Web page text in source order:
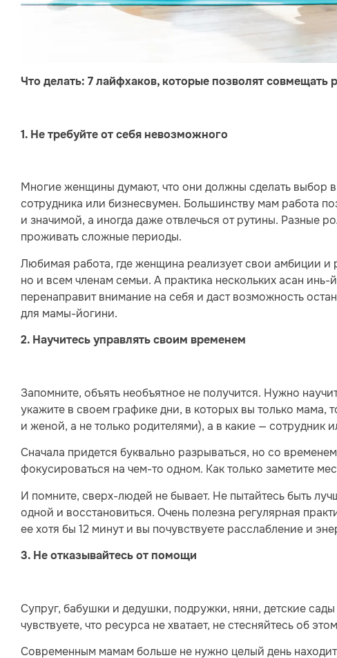
Что делать: 7 лайфхаков, которые позволят
1. Не требуйте от себя невозможного
Многие женщины думают, что они должны сделать выбор
сотрудника или бизнесвумен. Большинству мам работа
и значимой, а иногда даже отвлечься от рутины. Разные
проживать сложные периоды.
Любимая работа, где женщина реализует свои амбиции и
но и всем членам семьи. А практика нескольких асан
перенаправит внимание на себя и даст возможность
для мамы-йогини.
2. Научитесь управлять своим временем
Запомните, объять необъятное не получится. Нужно
укажите в своем графике дни, в которых вы только мама,
и женой, а не только родителями), а в какие — сотрудник
Сначала придется буквально разрываться, но со
фокусироваться на чем-то одном. Как только заметите
И помните, сверх-людей не бывает. Не пытайтесь быть
одной и восстановиться. Очень полезна регулярная
ее хотя бы 12 минут и вы почувствуете расслабление и
3. Не отказывайтесь от помощи
Супруг, бабушки и дедушки, подружки, няни, детские
чувствуете, что ресурса не хватает, не стесняйтесь об
Современным мамам больше не нужно целый день